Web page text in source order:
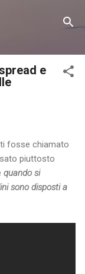
e
fosse chiamato
piuttosto
quando si
sono disposti a